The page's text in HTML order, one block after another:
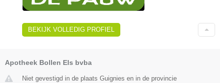
BEKIJK VOLLEDIG PROFIEL
Apotheek Bollen Els bvba
Niet gevestigd in de plaats Guignies en in de provincie